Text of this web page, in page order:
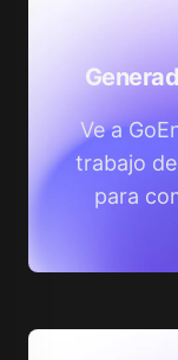
Ve a
trabajo
para